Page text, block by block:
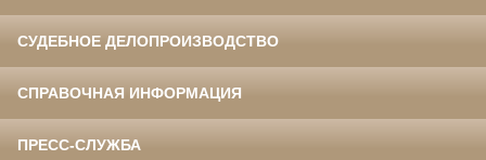
СУДЕБНОЕ ДЕЛОПРОИЗВОДСТВО
СПРАВОЧНАЯ ИНФОРМАЦИЯ
ПРЕСС-СЛУЖБА